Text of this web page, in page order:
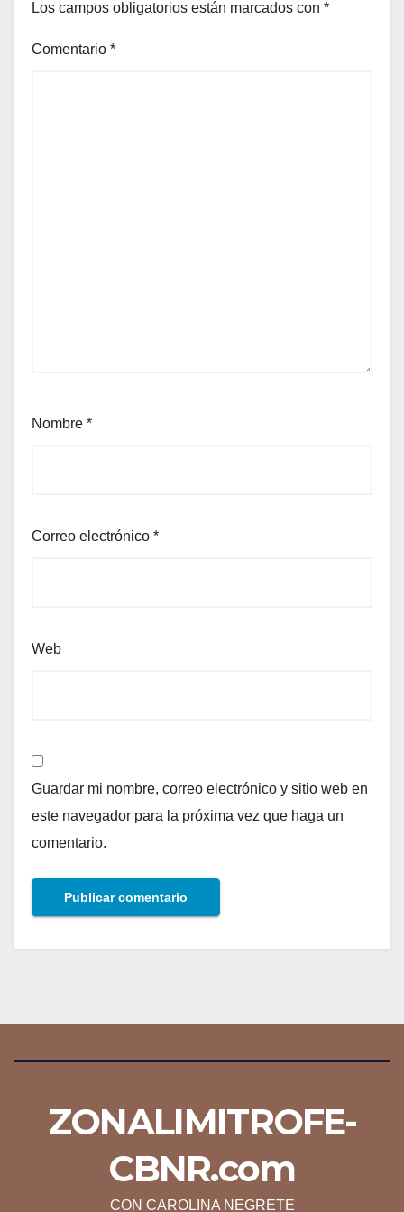
Los campos obligatorios están marcados con *
Comentario *
Nombre *
Correo electrónico *
Web
Guardar mi nombre, correo electrónico y sitio web en
este navegador para la próxima vez que haga un
comentario.
ZONALIMITROFE-
CBNR.com
CON CAROLINA NEGRETE